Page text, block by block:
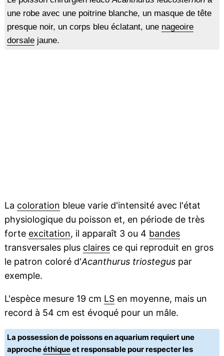
une robe avec une poitrine blanche, un masque de tête
presque noir, un corps bleu éclatant, une nageoire
dorsalejaune.
La coloration bleue varie d'intensité avec l'état
physiologique du poisson et, en période de très
forte excitation, il apparaît 3 ou 4 bandes
transversales plus clairesce qui reproduit en gros
le patron coloré d'Acanthurus triosteguspar
exemple.
L'espèce mesure 19 cm LSen moyenne, mais un
record à 54 cm est évoqué pour un mâle.
La possession de poissons en aquarium requiert une
approcheéthiqueet responsable pour respecter les